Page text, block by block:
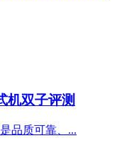
机双子评测
品质可靠、...